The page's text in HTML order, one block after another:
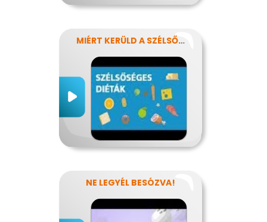
MIÉRT KERÜLD A SZÉLSŐSÉGES DIÉTÁKAT?
NE LEGYÉL BESÓZVA!